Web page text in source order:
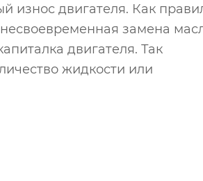
износ двигателя. Как
замена
двигателя. Так
жидкости или